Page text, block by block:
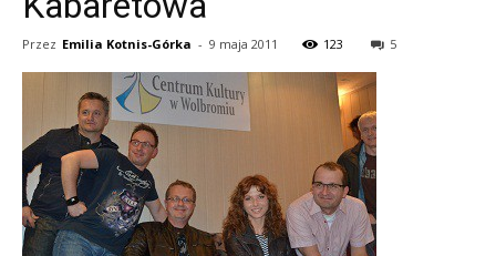
Przez Emilia Kotnis-Górka - 9 maja 2011 123 5